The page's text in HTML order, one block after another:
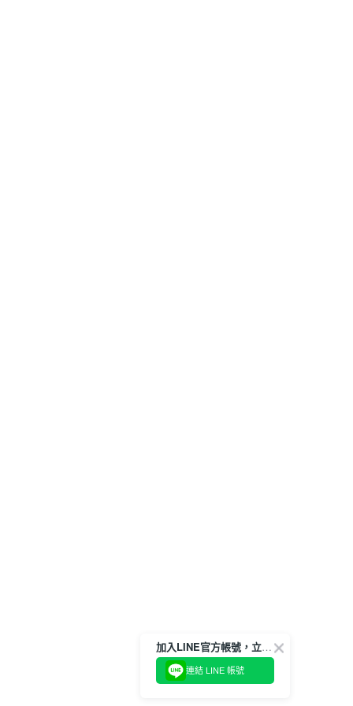
加入LINE官方帳號，立即獲得$100購物金!
連結 LINE 帳號